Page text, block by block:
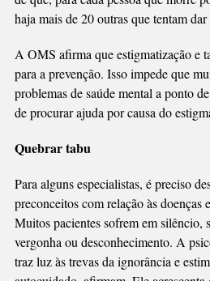
haja mais de 20 outras que tentam
A OMS afirma que estigmatização e
para a prevenção. Isso impede que
problemas de saúde mental a ponto
de procurar ajuda por causa do
Quebrar tabu
Para alguns especialistas, é preciso
preconceitos com relação às doenças
Muitos pacientes sofrem em silêncio,
vergonha ou desconhecimento. A
traz luz às trevas da ignorância e